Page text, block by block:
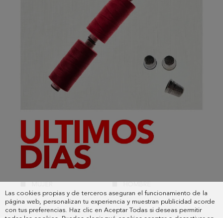
Las cookies propias y de terceros aseguran el funcionamiento de la
página web, personalizan tu experiencia y muestran publicidad acorde
con tus preferencias. Haz clic en Aceptar Todas si deseas permitir